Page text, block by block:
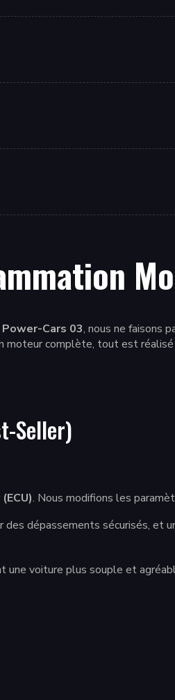
Power-Cars 03, nous ne faisons
moteur complète, tout est
Seller)
. Nous modifions les
des dépassements sécurisés, et
une voiture plus souple et